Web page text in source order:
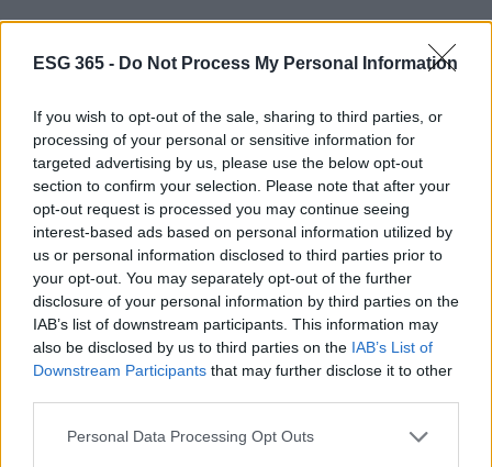
ESG 365 - Do Not Process My Personal Information
If you wish to opt-out of the sale, sharing to third parties, or
processing of your personal or sensitive information for
targeted advertising by us, please use the below opt-out
section to confirm your selection. Please note that after your
opt-out request is processed you may continue seeing
interest-based ads based on personal information utilized by
us or personal information disclosed to third parties prior to
your opt-out. You may separately opt-out of the further
disclosure of your personal information by third parties on the
IAB’s list of downstream participants. This information may
also be disclosed by us to third parties on the IAB’s List of
Downstream Participants that may further disclose it to other
Please note that this website/app uses one or more Google
Personal Data Processing Opt Outs
AUTORE
AiAdhubMedia